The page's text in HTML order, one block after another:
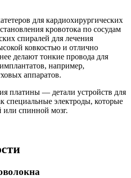
для кардиохирургических
кровотока по сосудам
спиралей для лечения
ковкостью и отлично
делают тонкие провода для
например,
аппаратов.
платины — детали устройств для
специальные электроды, которые
спинной мозг.